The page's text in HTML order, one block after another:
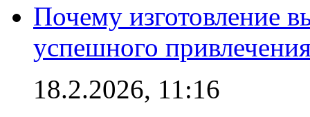
Почему изготовление
успешного
18.2.2026, 11:16